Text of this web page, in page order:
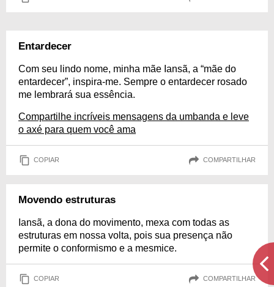
Entardecer
Com seu lindo nome, minha mãe Iansã, a “mãe do
entardecer”, inspira-me. Sempre o entardecer rosado
me lembrará sua essência.
Compartilhe incríveis mensagens da umbanda e leve
o axé para quem você ama
COPIAR COMPARTILHAR
Movendo estruturas
Iansã, a dona do movimento, mexa com todas as
estruturas em nossa volta, pois sua presença não
permite o conformismo e a mesmice.
COPIAR COMPARTILHAR